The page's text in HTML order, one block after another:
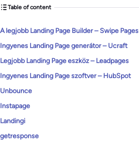
Table of content
A legjobb Landing Page Builder – Swipe Pages
Ingyenes Landing Page generátor – Ucraft
Legjobb Landing Page eszköz – Leadpages
Ingyenes Landing Page szoftver – HubSpot
Unbounce
Instapage
Landingi
getresponse